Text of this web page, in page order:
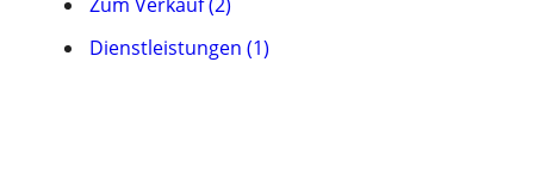
Dienstleistungen (1)